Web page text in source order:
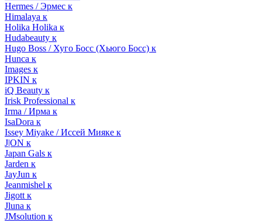
Hermes / Эрмес к
Himalaya к
Holika Holika к
Hudabeauty к
Hugo Boss / Хуго Босс (Хьюго Босс) к
Hunca к
Images к
IPKIN к
iQ Beauty к
Irisk Professional к
Irma / Ирма к
IsaDora к
Issey Miyake / Иссей Мияке к
J|ON к
Japan Gals к
Jarden к
JayJun к
Jeanmishel к
Jigott к
Jluna к
JMsolution к